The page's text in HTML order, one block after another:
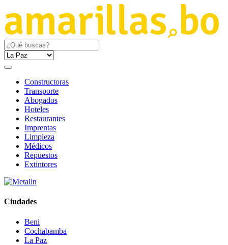
Constructoras
Transporte
Abogados
Hoteles
Restaurantes
Imprentas
Limpieza
Médicos
Repuestos
Extintores
Ciudades
Beni
Cochabamba
La Paz